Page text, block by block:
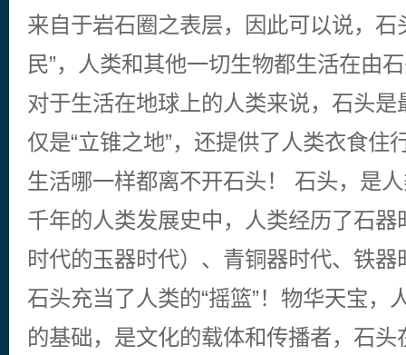
来自于岩石圈之表层，因此可以说，石
民”，人类和其他一切生物都生活在由
对于生活在地球上的人类来说，石头
仅是“立锥之地”，还提供了人类衣食住
生活哪一样都离不开石头！ 石头，是
千年的人类发展史中，人类经历了石
时代的玉器时代）、青铜器时代、铁
石头充当了人类的“摇篮”！物华天宝，
的基础，是文化的载体和传播者，石